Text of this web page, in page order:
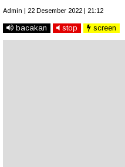
Admin | 22 Desember 2022 | 21:12
bacakan stop screen